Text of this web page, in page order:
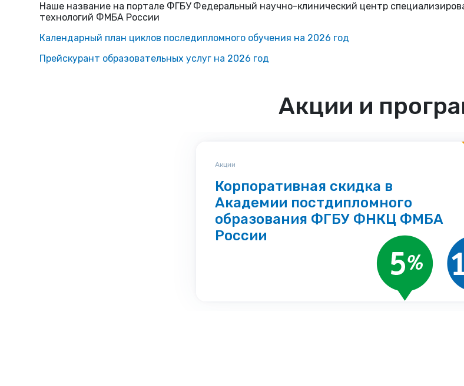
Наше название на портале ФГБУ Федеральный научно-клинический центр
технологий ФМБА России
Календарный план циклов последипломного обучения на 2026 год
Прейскурант образовательных услуг на 2026 год
Акции и
Акции
Корпоративная скидка в
Академии постдипломного
образования ФГБУ ФНКЦ ФМБА
России